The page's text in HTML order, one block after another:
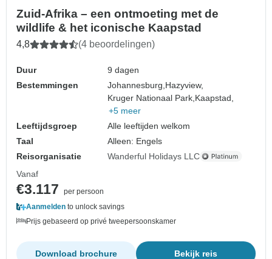
Zuid-Afrika – een ontmoeting met de
wildlife & het iconische Kaapstad
4,8 (4 beoordelingen)
Duur
9 dagen
Bestemmingen
Johannesburg, Hazyview,
Kruger Nationaal Park, Kaapstad,
+5 meer
Leeftijdsgroep
Alle leeftijden welkom
Taal
Alleen: Engels
Reisorganisatie
Wanderful Holidays LLC
Vanaf
€3.117
per persoon
Aanmelden to unlock savings
Prijs gebaseerd op privé tweepersoonskamer
Bekijk reis
Download brochure